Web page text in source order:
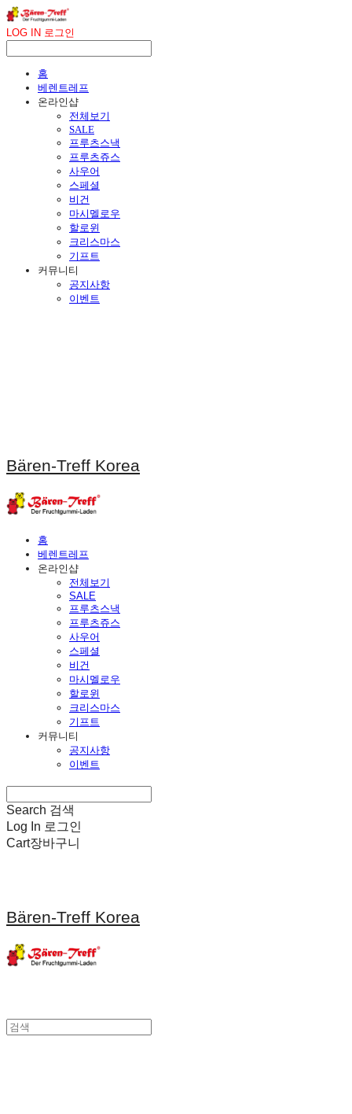
LOG IN 로그인
홈
베렌트레프
온라인샵
전체보기
SALE
프루츠스낵
프루츠쥬스
사우어
스페셜
비건
마시멜로우
할로윈
크리스마스
기프트
커뮤니티
공지사항
이벤트
Bären-Treff Korea
홈
베렌트레프
온라인샵
전체보기
SALE
프루츠스낵
프루츠쥬스
사우어
스페셜
비건
마시멜로우
할로윈
크리스마스
기프트
커뮤니티
공지사항
이벤트
Search 검색
Log In 로그인
Cart장바구니
Bären-Treff Korea